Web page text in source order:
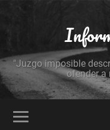
"Juzgo imposible
ofender a